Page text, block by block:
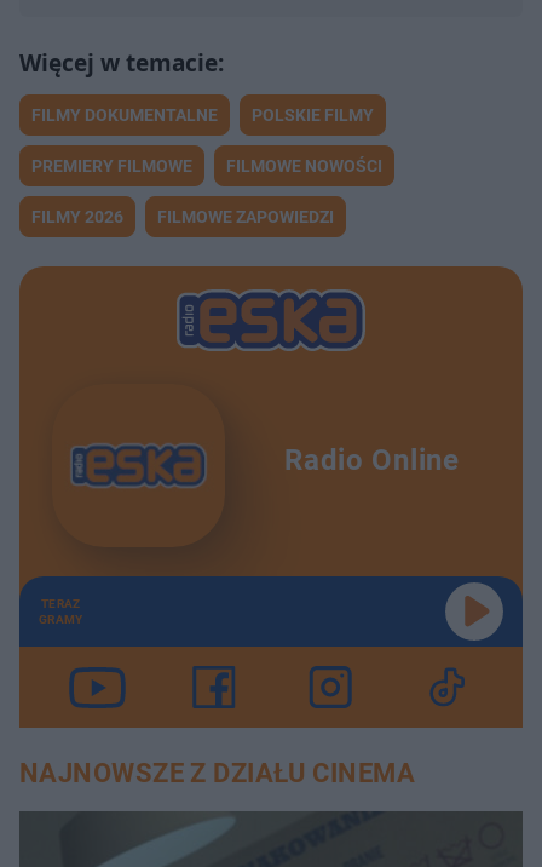
FILMY DOKUMENTALNE POLSKIE FILMY
PREMIERY FILMOWE FILMOWE NOWOŚCI
FILMY 2026 FILMOWE ZAPOWIEDZI
Radio Online
TERAZ
GRAMY
NAJNOWSZE Z DZIAŁU CINEMA